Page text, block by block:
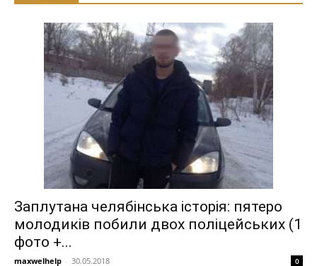
Заплутана челябінська історія: пятеро
молодиків побили двох поліцейських (1
фото +...
maxwelhelp - 30.05.2018 0